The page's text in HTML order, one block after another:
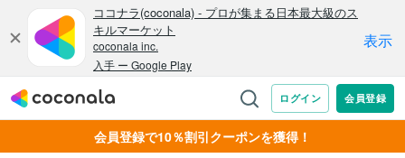
会員登録で10％割引クーポンを獲得！